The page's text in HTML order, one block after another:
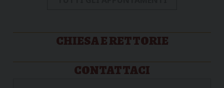
CHIESA E RETTORIE
CONTATTACI